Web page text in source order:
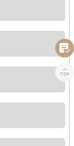

